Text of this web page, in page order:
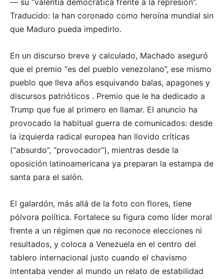
— su “valentía democrática frente a la represión”.
Traducido: la han coronado como heroína mundial sin
que Maduro pueda impedirlo.
En un discurso breve y calculado, Machado aseguró
que el premio “es del pueblo venezolano”, ese mismo
pueblo que lleva años esquivando balas, apagones y
discursos patrióticos . Premio que le ha dedicado a
Trump que fue al primero en llamar. El anuncio ha
provocado la habitual guerra de comunicados: desde
la izquierda radical europea han llovido críticas
(“absurdo”, “provocador”), mientras desde la
oposición latinoamericana ya preparan la estampa de
santa para el salón.
El galardón, más allá de la foto con flores, tiene
pólvora política. Fortalece su figura como líder moral
frente a un régimen que no reconoce elecciones ni
resultados, y coloca a Venezuela en el centro del
tablero internacional justo cuando el chavismo
intentaba vender al mundo un relato de estabilidad